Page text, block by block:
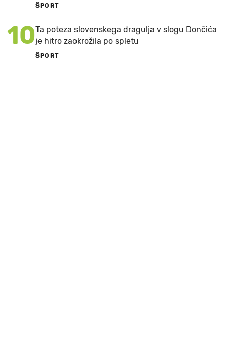
ŠPORT
10Ta poteza slovenskega dragulja v slogu Dončića
je hitro zaokrožila po spletu
ŠPORT